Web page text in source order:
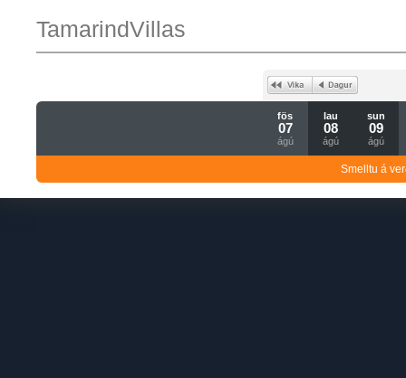
TamarindVillas
fös
07
ágú
lau
08
ágú
sun
09
ágú
Smelltu á